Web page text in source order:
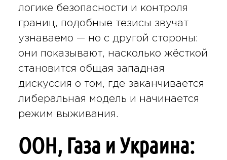
логике безопасности и контроля
границ, подобные тезисы звучат
узнаваемо — но с другой стороны:
они показывают, насколько жёсткой
становится общая западная
дискуссия о том, где заканчивается
либеральная модель и начинается
режим выживания.
ООН, Газа и Украина: